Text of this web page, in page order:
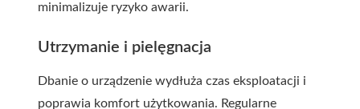
minimalizuje ryzyko awarii.
Utrzymanie i pielęgnacja
Dbanie o urządzenie wydłuża czas eksploatacji i
poprawia komfort użytkowania. Regularne